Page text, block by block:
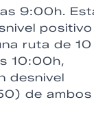
9:00h.
positivo
ruta de 10
10:00h,
desnivel
de ambos